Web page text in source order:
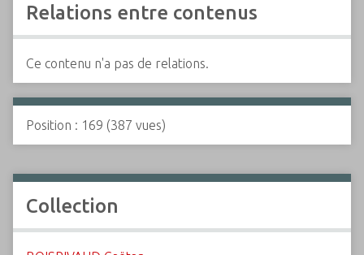
Relations entre contenus
Ce contenu n'a pas de relations.
Position : 169 (387 vues)
Collection